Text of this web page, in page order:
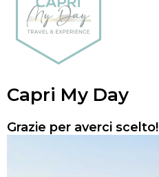
Capri My Day
Grazie per averci scelto!